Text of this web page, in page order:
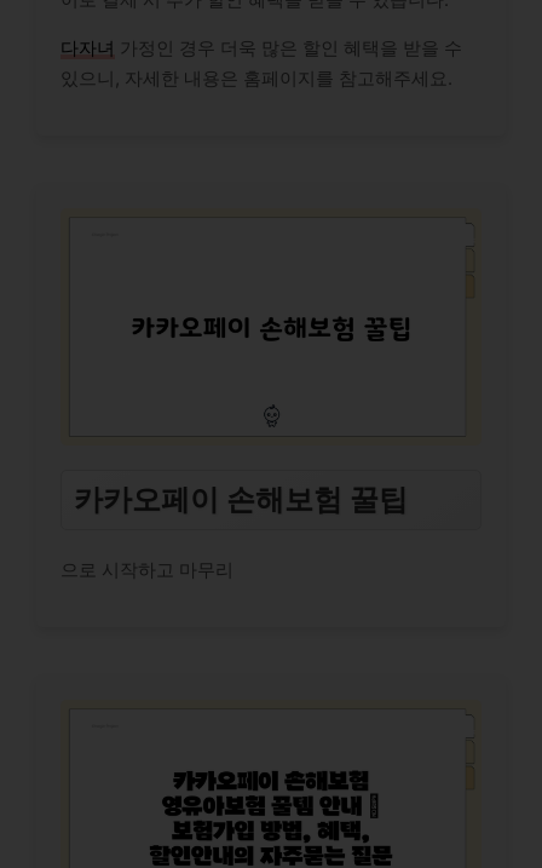
다자녀 가정인 경우 더욱 많은 할인 혜택을 받을 수
있으니, 자세한 내용은 홈페이지를 참고해주세요.
카카오페이 손해보험 꿀팁
으로 시작하고 마무리